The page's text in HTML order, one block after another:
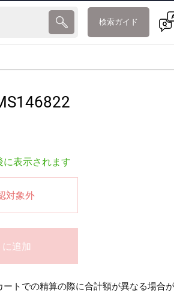
検索ガイド
表示されます
対象外
に追加
トでの精算の際に合計額が異なる場合が